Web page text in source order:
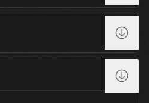
You Shook Me All Night Long